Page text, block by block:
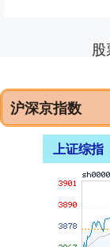
沪深京指数
上证综指